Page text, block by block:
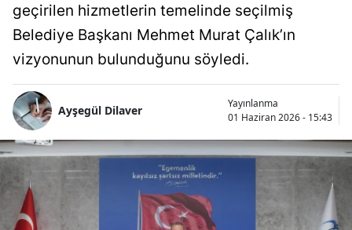
geçirilen hizmetlerin temelinde seçilmiş
Belediye Başkanı Mehmet Murat Çalık’ın
vizyonunun bulunduğunu söyledi.
Ayşegül Dilaver
Yayınlanma
01 Haziran 2026 - 15:43